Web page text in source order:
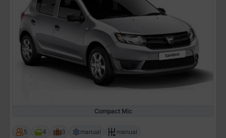
Compact Mic
5 4 3 manual manual